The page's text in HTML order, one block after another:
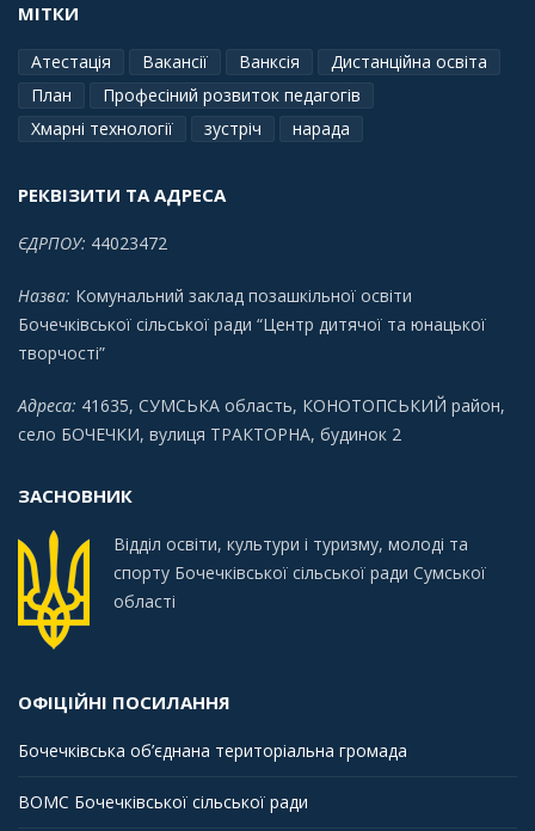
МІТКИ
Атестація Вакансії Ванксія
Дистанційна освіта
План
Професіний розвиток педагогів
Хмарні технології
зустріч нарада
РЕКВІЗИТИ ТА АДРЕСА
ЄДРПОУ: 44023472
Назва: Комунальний заклад позашкільної освіти
Бочечківської сільської ради “Центр дитячої та юнацької
творчості”
Адреса: 41635, СУМСЬКА область, КОНОТОПСЬКИЙ район,
село БОЧЕЧКИ, вулиця ТРАКТОРНА, будинок 2
ЗАСНОВНИК
Відділ освіти, культури і туризму, молоді та
спорту Бочечківської сільської ради Сумської
області
ОФІЦІЙНІ ПОСИЛАННЯ
Бочечківська об’єднана територіальна громада
ВОМС Бочечківської сільської ради